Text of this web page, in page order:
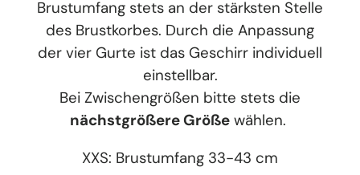
Brustumfang stets an der stärksten Stelle
des Brustkorbes. Durch die Anpassung
der vier Gurte ist das Geschirr individuell
einstellbar.
Bei Zwischengrößen bitte stets die
nächstgrößere Größe wählen.
XXS: Brustumfang 33-43 cm